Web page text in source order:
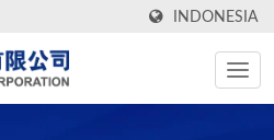
INDONESIA